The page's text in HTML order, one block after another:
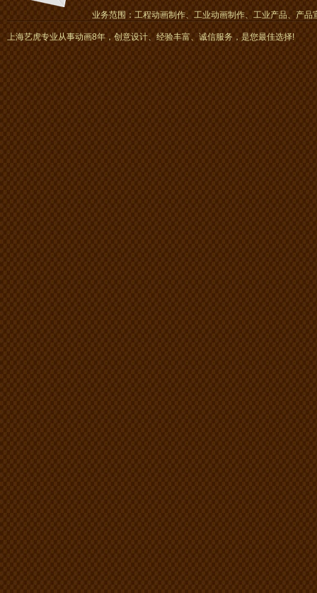
业务范围：工程动画制作、工业动画制作、工业产品、产
画、mg动画
上海艺虎专业从事动画8年，创意设计、经验丰富、诚信服务，是您最佳选择!